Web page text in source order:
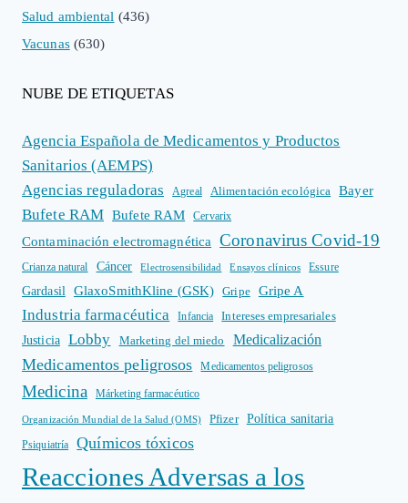
Salud ambiental (436)
Vacunas(630)
NUBE DE ETIQUETAS
Agencia Española de Medicamentos y Productos
Sanitarios (AEMPS)
Agencias reguladoras
Agreal Alimentación ecológica Bayer
Bufete RAM Bufete RAM Cervarix
Contaminación electromagnética Coronavirus Covid-19
Crianza natural Cáncer Electrosensibilidad Ensayos clínicos Essure
Gardasil GlaxoSmithKline (GSK) Gripe Gripe A
Industria farmacéutica Infancia
Intereses empresariales
Justicia
Lobby Marketing del miedo Medicalización
Medicamentos peligrosos Medicamentos peligrosos
Medicina Márketing farmacéutico
Organización Mundial de la Salud (OMS) Pfizer Política sanitaria
Psiquiatría Químicos tóxicos
Reacciones Adversas a los